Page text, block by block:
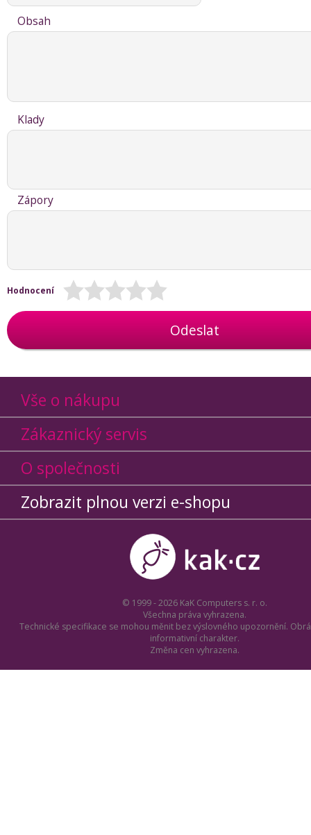
Obsah
Klady
Zápory
Hodnocení
Odeslat
Vše o nákupu
Zákaznický servis
O společnosti
Zobrazit plnou verzi e-shopu
© 1999 - 2026 KaK Computers s. r. o.
Všechna práva vyhrazena.
Technické specifikace se mohou měnit bez výslovného upozornění.
informativní charakter.
Změna cen vyhrazena.